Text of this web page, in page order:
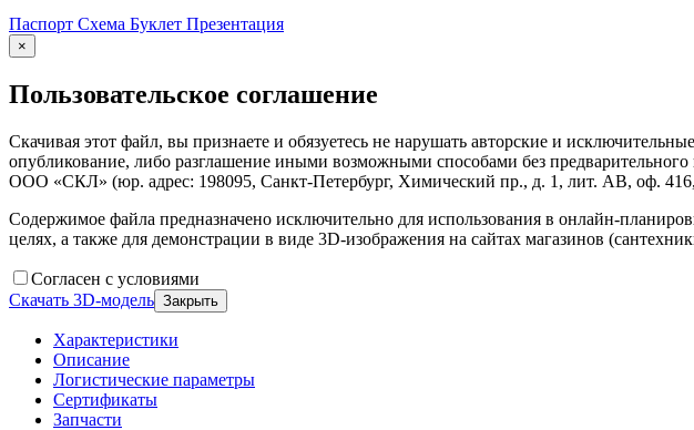
Паспорт Схема Буклет Презентация
×
Пользовательское соглашение
Скачивая этот файл, вы признаете и обязуетесь не нарушать авторские и
опубликование, либо разглашение иными возможными способами без
ООО «СКЛ» (юр. адрес: 198095, Санкт-Петербург, Химический пр., д. 1, лит. АВ, оф.
Содержимое файла предназначено исключительно для использования в онлайн-
целях, а также для демонстрации в виде 3D-изображения на сайтах магазинов
Согласен с условиями
Скачать 3D-модель Закрыть
Характеристики
Описание
Логистические параметры
Сертификаты
Запчасти